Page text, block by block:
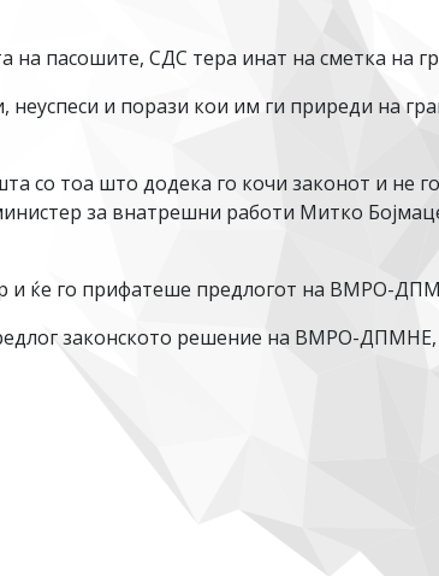
пасошите, СДС тера инат на сметка на
и порази кои им ги приреди на
со тоа што додека го кочи законот и не го
за внатрешни работи Митко
и ќе го прифатеше предлогот на ВМРО-
законското решение на ВМРО-ДПМНЕ,